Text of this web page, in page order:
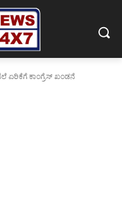
ಏರಿಕೆಗೆ ಕಾಂಗ್ರೆಸ್ ಖಂಡನೆ